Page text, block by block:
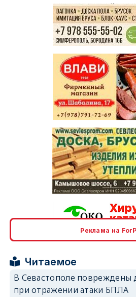
Реклама на
Читаемое
В Севастополе повреждены
при отражении атаки БПЛА